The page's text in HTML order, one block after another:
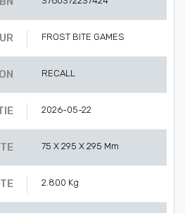
FROST BITE GAMES
RECALL
2026-05-22
75 X 295 X 295 Mm
2.800 Kg